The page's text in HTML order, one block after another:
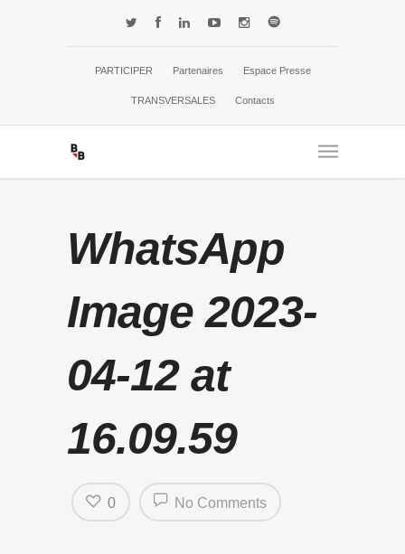
PARTICIPER Partenaires Espace Presse
TRANSVERSALES Contacts
WhatsApp
Image 2023-
04-12 at
16.09.59
No Comments
0